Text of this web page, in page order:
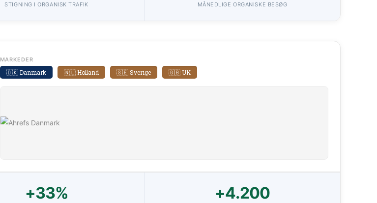
STIGNING I ORGANISK TRAFIK MÅNEDLIGE ORGANISKE BESØG
MARKEDER
🇩🇰 Danmark 🇳🇱 Holland 🇸🇪 Sverige 🇬🇧 UK
+33% +4.200